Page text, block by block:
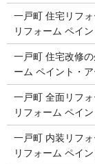
一戸町 住宅リフ
リフォーム ペイ
一戸町 住宅改修
ーム ペイント・
一戸町 全面リフ
リフォーム ペイ
一戸町 内装リフ
リフォーム ペイ